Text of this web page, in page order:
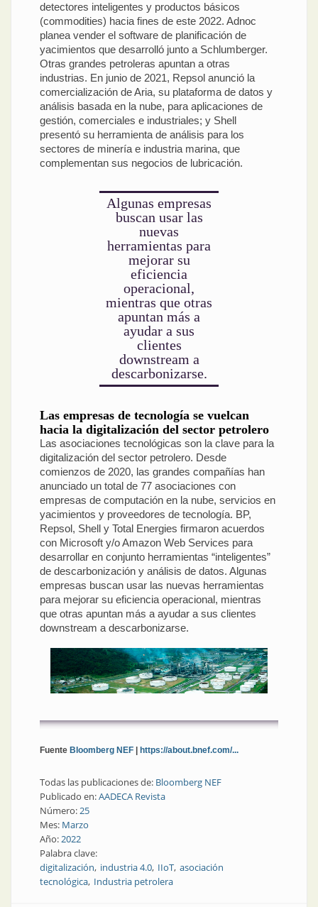
detectores inteligentes y productos básicos
(commodities) hacia fines de este 2022. Adnoc
planea vender el software de planificación de
yacimientos que desarrolló junto a Schlumberger.
Otras grandes petroleras apuntan a otras
industrias. En junio de 2021, Repsol anunció la
comercialización de Aria, su plataforma de datos y
análisis basada en la nube, para aplicaciones de
gestión, comerciales e industriales; y Shell
presentó su herramienta de análisis para los
sectores de minería e industria marina, que
complementan sus negocios de lubricación.
Algunas empresas
buscan usar las
nuevas
herramientas para
mejorar su
eficiencia
operacional,
mientras que otras
apuntan más a
ayudar a sus
clientes
downstream a
descarbonizarse.
Las empresas de tecnología se vuelcan
hacia la digitalización del sector petrolero
Las asociaciones tecnológicas son la clave para la
digitalización del sector petrolero. Desde
comienzos de 2020, las grandes compañías han
anunciado un total de 77 asociaciones con
empresas de computación en la nube, servicios en
yacimientos y proveedores de tecnología. BP,
Repsol, Shell y Total Energies firmaron acuerdos
con Microsoft y/o Amazon Web Services para
desarrollar en conjunto herramientas “inteligentes”
de descarbonización y análisis de datos. Algunas
empresas buscan usar las nuevas herramientas
para mejorar su eficiencia operacional, mientras
que otras apuntan más a ayudar a sus clientes
downstream a descarbonizarse.
Fuente Bloomberg NEF https://about.bnef.com/...
Todas las publicaciones de: Bloomberg NEF
Publicado en:AADECA Revista
Número:25
Mes: Marzo
Año:2022
Palabra clave:
digitalización industria 4.0 IIoT asociación
tecnológica Industria petrolera